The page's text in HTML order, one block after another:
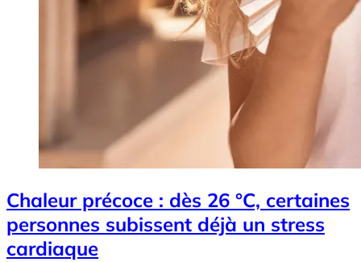
Chaleur précoce : dès 26 °C, certaines
personnes subissent déjà un stress
cardiaque